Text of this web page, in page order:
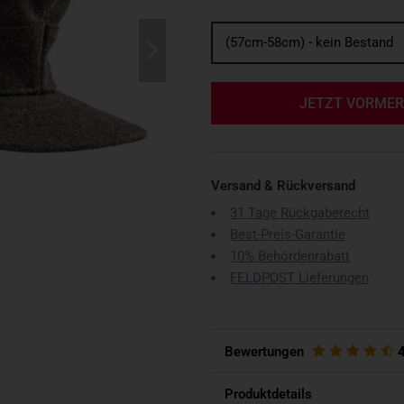
(57cm-58cm) - kein Bestand
JETZT
Versand & Rückversand
31 Tage Rückgaberecht
Best-Preis-Garantie
10% Behördenrabatt
FELDPOST Lieferungen
Bewertungen
Produktdetails